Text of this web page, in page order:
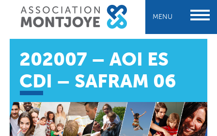
MENU
202007 – AOI ES
CDI – SAFRAM 06